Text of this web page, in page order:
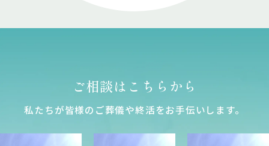
ご相談はこちらから
私たちが皆様のご葬儀や終活をお⼿伝いします。